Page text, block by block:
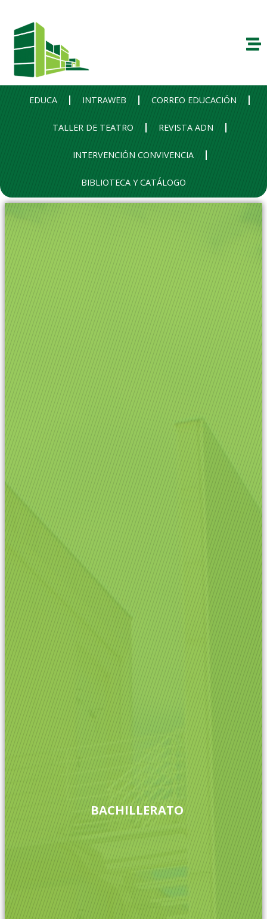
EDUCA INTRAWEB CORREO EDUCACIÓN
TALLER DE TEATRO REVISTA ADN
INTERVENCIÓN CONVIVENCIA
BIBLIOTECA Y CATÁLOGO
BACHILLERATO